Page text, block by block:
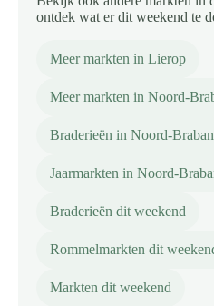
ontdek wat er dit weekend te
Meer markten in Lierop
Meer markten in Noord-
Braderieën in Noord-
Jaarmarkten in Noord-
Braderieën dit weekend
Rommelmarkten dit
Markten dit weekend